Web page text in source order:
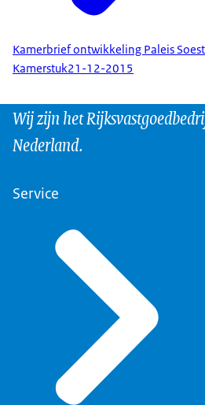
Kamerbrief ontwikkeling Paleis
Kamerstuk21-12-2015
Wij zijn het
Nederland.
Service